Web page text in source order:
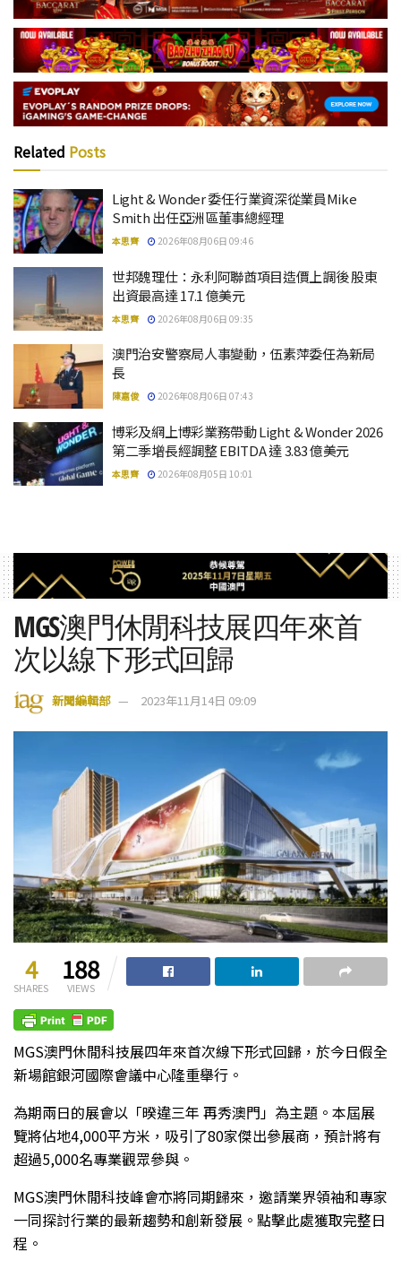
Related Posts
Light & Wonder 委任行業資深從業員Mike
Smith 出任亞洲區董事總經理
本思齊 2026年08月06日 09:46
世邦魏理仕：永利阿聯酋項目造價上調後 股東
出資最高達 17.1 億美元
本思齊 2026年08月06日 09:35
澳門治安警察局人事變動，伍素萍委任為新局
長
陳嘉俊 2026年08月06日 07:43
博彩及網上博彩業務帶動 Light & Wonder 2026
第二季增長經調整 EBITDA 達 3.83 億美元
本思齊 2026年08月05日 10:01
MGS澳門休閒科技展四年來首
次以線下形式回歸
新聞編輯部 2023年11月14日 09:09
4
SHARES
188
VIEWS
MGS澳門休閒科技展四年來首次線下形式回歸，於今日假全
新場館銀河國際會議中心隆重舉行。
為期兩日的展會以「暌違三年 再秀澳門」為主題。本屆展
覽將佔地4,000平方米，吸引了80家傑出參展商，預計將有
超過5,000名專業觀眾參與。
MGS澳門休閒科技峰會亦將同期歸來，邀請業界領袖和專家
一同探討行業的最新趨勢和創新發展。點擊此處獲取完整日
程。